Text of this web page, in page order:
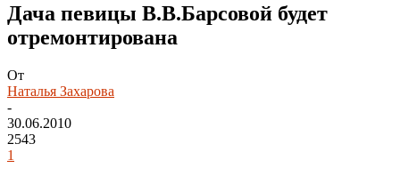
Дача певицы В.В.Барсовой будет
отремонтирована
От
Наталья Захарова
-
30.06.2010
2543
1